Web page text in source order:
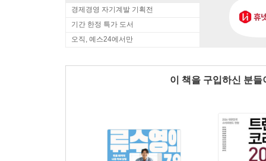
경제경영 자기계발 기획전
기간 한정 특가 도서
오직, 예스24에서만
이 책을 구입하신 분